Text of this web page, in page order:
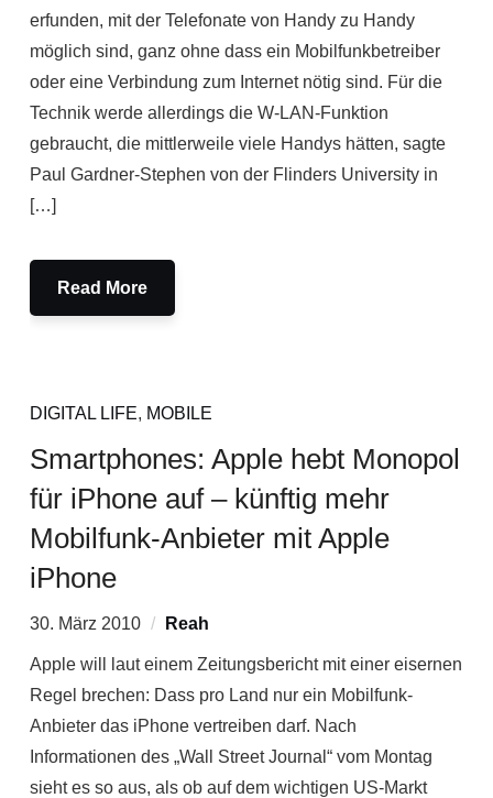
erfunden, mit der Telefonate von Handy zu Handy
möglich sind, ganz ohne dass ein Mobilfunkbetreiber
oder eine Verbindung zum Internet nötig sind. Für die
Technik werde allerdings die W-LAN-Funktion
gebraucht, die mittlerweile viele Handys hätten, sagte
Paul Gardner-Stephen von der Flinders University in
[…]
Read More
DIGITAL LIFE, MOBILE
Smartphones: Apple hebt Monopol
für iPhone auf – künftig mehr
Mobilfunk-Anbieter mit Apple
iPhone
30. März 2010 Reah
Apple will laut einem Zeitungsbericht mit einer eisernen
Regel brechen: Dass pro Land nur ein Mobilfunk-
Anbieter das iPhone vertreiben darf. Nach
Informationen des „Wall Street Journal“ vom Montag
sieht es so aus, als ob auf dem wichtigen US-Markt